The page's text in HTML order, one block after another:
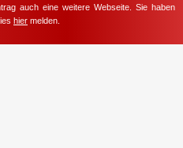
auch eine weitere Webseite. Sie haben
hier melden.